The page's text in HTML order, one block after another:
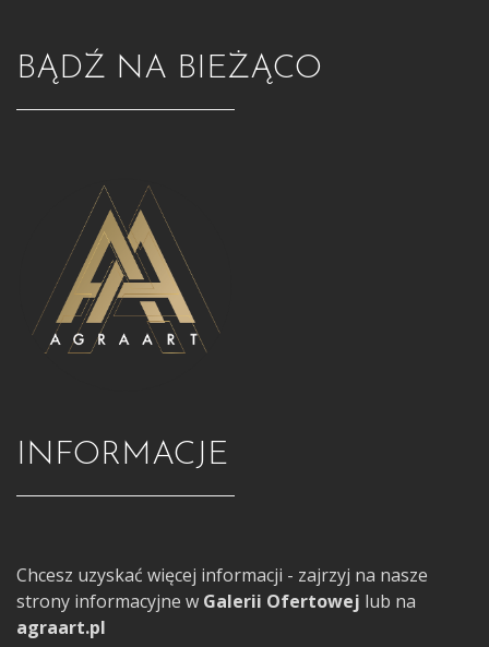
BĄDŹ NA BIEŻĄCO
INFORMACJE
Chcesz uzyskać więcej informacji - zajrzyj na nasze
strony informacyjne w Galerii Ofertowej lub na
agraart.pl